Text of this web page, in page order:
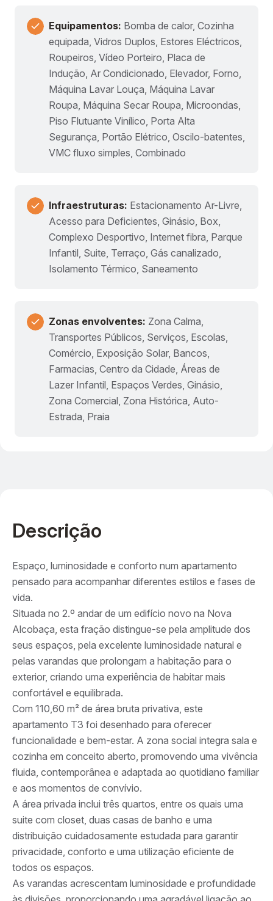
Equipamentos: Bomba de calor, Cozinha
equipada, Vidros Duplos, Estores Eléctricos,
Roupeiros, Vídeo Porteiro, Placa de
Indução, Ar Condicionado, Elevador, Forno,
Máquina Lavar Louça, Máquina Lavar
Roupa, Máquina Secar Roupa, Microondas,
Piso Flutuante Vinílico, Porta Alta
Segurança, Portão Elétrico, Oscilo-batentes,
VMC fluxo simples, Combinado
Infraestruturas: Estacionamento Ar-Livre,
Acesso para Deficientes, Ginásio, Box,
Complexo Desportivo, Internet fibra, Parque
Infantil, Suite, Terraço, Gás canalizado,
Isolamento Térmico, Saneamento
Zonas envolventes: Zona Calma,
Transportes Públicos, Serviços, Escolas,
Comércio, Exposição Solar, Bancos,
Farmacias, Centro da Cidade, Áreas de
Lazer Infantil, Espaços Verdes, Ginásio,
Zona Comercial, Zona Histórica, Auto-
Estrada, Praia
Descrição
Espaço, luminosidade e conforto num apartamento
pensado para acompanhar diferentes estilos e fases de
vida.
Situada no 2.º andar de um edifício novo na Nova
Alcobaça, esta fração distingue-se pela amplitude dos
seus espaços, pela excelente luminosidade natural e
pelas varandas que prolongam a habitação para o
exterior, criando uma experiência de habitar mais
confortável e equilibrada.
Com 110,60 m² de área bruta privativa, este
apartamento T3 foi desenhado para oferecer
funcionalidade e bem-estar. A zona social integra sala e
cozinha em conceito aberto, promovendo uma vivência
fluida, contemporânea e adaptada ao quotidiano familiar
e aos momentos de convívio.
A área privada inclui três quartos, entre os quais uma
suite com closet, duas casas de banho e uma
distribuição cuidadosamente estudada para garantir
privacidade, conforto e uma utilização eficiente de
todos os espaços.
As varandas acrescentam luminosidade e profundidade